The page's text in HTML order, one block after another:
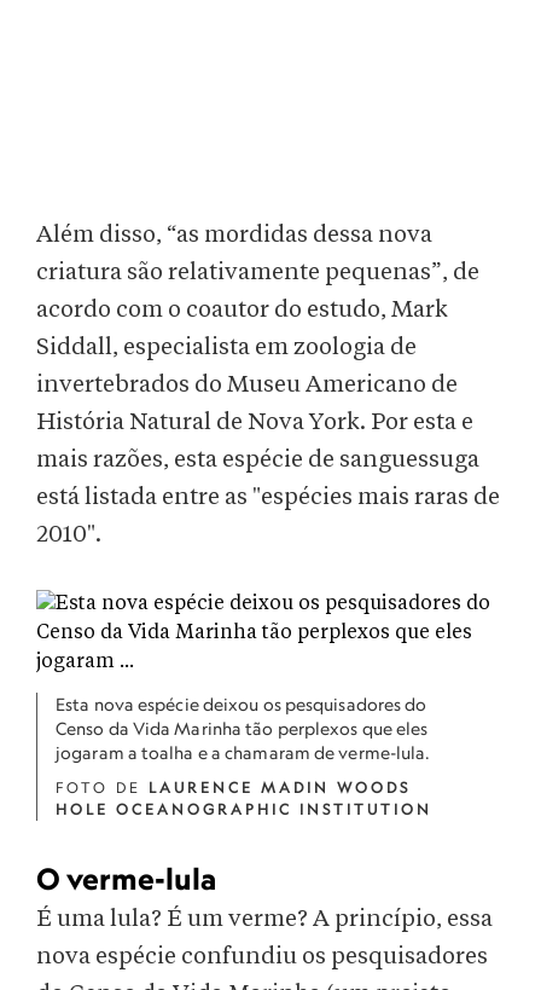
Além disso, “as mordidas dessa nova
criatura são relativamente pequenas”, de
acordo com o coautor do estudo, Mark
Siddall, especialista em zoologia de
invertebrados do Museu Americano de
História Natural de Nova York. Por esta e
mais razões, esta espécie de sanguessuga
está listada entre as "espécies mais raras de
2010".
Esta nova espécie deixou os pesquisadores do
Censo da Vida Marinha tão perplexos que eles
jogaram a toalha e a chamaram de verme-lula.
FOTO DE LAURENCE MADIN WOODS
HOLE OCEANOGRAPHIC INSTITUTION
O verme-lula
É uma lula? É um verme? A princípio, essa
nova espécie confundiu os pesquisadores